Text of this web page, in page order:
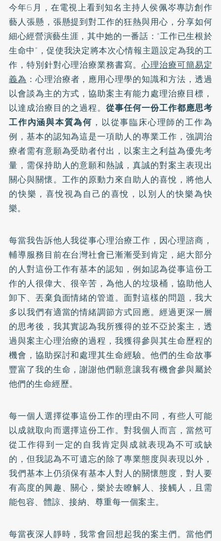
今年6月，在電視上看到知名主持人侯佩岑專訪創作
藝人張懸，張懸提到對工作的狂熱與用心，分享如何
細心經營演藝生涯，其中她的一番話：“工作已生根於
生命中”，促使我決定將本次心情報主題設定為我的工
作，特別針對心理治療業務書寫。心理治療可簡易定
義為 ：心理治療者，應用心理學的知識和方法，透過
以會談為主的方式，協助案主有能力處理治療目標，
以達成治療目的之過程。從事任何一份工作都應思考
工作內涵與本質為何 ，以從事臨床心理師的工作為
例，基本的認知為這是一項助人的專業工作，強調治
療者需有意願為受助者付出，以案主之利益為優先考
量，需保持助人的意願和熱誠，真誠的對案主表現出
關心與關懷。工作的原動力來自助人的喜悅，將他人
的快樂，喜悅視為自己的喜悅，以別人的快樂為快
樂。
每當我告訴他人我從事心理治療工作，因心理諮商，
輔導服務目前在台灣社會已漸漸受到肯定，絕大部分
的人對這份工作有基本的認知，例如認為從事這份工
作的人很偉大、很辛苦，為他人的垃圾桶，協助他人
卸下、丟棄負面情緒的管道。面對這樣的問題，我大
多以我們有適當的情緒調節方式回應。經過更深一層
的思考後，我其實認為我所獲得的並不亞於案主，透
過與案主心理治療的過程，我獲得參與其生命歷程的
機會，協助探討和處理其生命經驗。他們的生命故事
豐富了我的生命，謝謝他們願意讓我有機會參與屬於
他們的生命經歷。
每一個人選擇從事這份工作的理由不同，有些人可能
以成就取向而選擇這份工作。對我個人而言，當然可
從工作得到一定的自我肯定與成就表現為不可或缺
的，但我認為不可遺忘的除了專業態度與表現以外，
我們基本上仍須保有基本人對人的關懷態度，對人要
有高度的興趣、關心，樂於去瞭解人、接觸人，且需
能包容、體諒、接納、尊重每一個案主。
每當夜深人靜時，我常會回想起我的案主們。當他們